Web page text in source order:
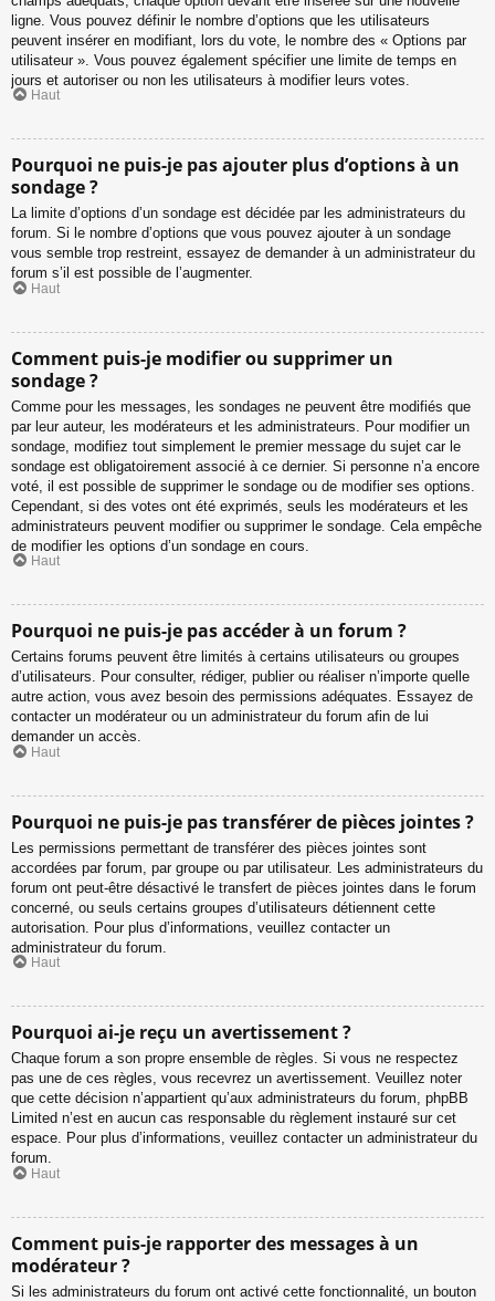
ligne. Vous pouvez définir le nombre d’options que les utilisateurs
peuvent insérer en modifiant, lors du vote, le nombre des « Options par
utilisateur ». Vous pouvez également spécifier une limite de temps en
jours et autoriser ou non les utilisateurs à modifier leurs votes.
Haut
Pourquoi ne puis-je pas ajouter plus d’options à un
sondage ?
La limite d’options d’un sondage est décidée par les administrateurs du
forum. Si le nombre d’options que vous pouvez ajouter à un sondage
vous semble trop restreint, essayez de demander à un administrateur du
forum s’il est possible de l’augmenter.
Haut
Comment puis-je modifier ou supprimer un
sondage ?
Comme pour les messages, les sondages ne peuvent être modifiés que
par leur auteur, les modérateurs et les administrateurs. Pour modifier un
sondage, modifiez tout simplement le premier message du sujet car le
sondage est obligatoirement associé à ce dernier. Si personne n’a encore
voté, il est possible de supprimer le sondage ou de modifier ses options.
Cependant, si des votes ont été exprimés, seuls les modérateurs et les
administrateurs peuvent modifier ou supprimer le sondage. Cela empêche
de modifier les options d’un sondage en cours.
Haut
Pourquoi ne puis-je pas accéder à un forum ?
Certains forums peuvent être limités à certains utilisateurs ou groupes
d’utilisateurs. Pour consulter, rédiger, publier ou réaliser n’importe quelle
autre action, vous avez besoin des permissions adéquates. Essayez de
contacter un modérateur ou un administrateur du forum afin de lui
demander un accès.
Haut
Pourquoi ne puis-je pas transférer de pièces jointes ?
Les permissions permettant de transférer des pièces jointes sont
accordées par forum, par groupe ou par utilisateur. Les administrateurs du
forum ont peut-être désactivé le transfert de pièces jointes dans le forum
concerné, ou seuls certains groupes d’utilisateurs détiennent cette
autorisation. Pour plus d’informations, veuillez contacter un
administrateur du forum.
Haut
Pourquoi ai-je reçu un avertissement ?
Chaque forum a son propre ensemble de règles. Si vous ne respectez
pas une de ces règles, vous recevrez un avertissement. Veuillez noter
que cette décision n’appartient qu’aux administrateurs du forum, phpBB
Limited n’est en aucun cas responsable du règlement instauré sur cet
espace. Pour plus d’informations, veuillez contacter un administrateur du
forum.
Haut
Comment puis-je rapporter des messages à un
modérateur ?
Si les administrateurs du forum ont activé cette fonctionnalité, un bouton